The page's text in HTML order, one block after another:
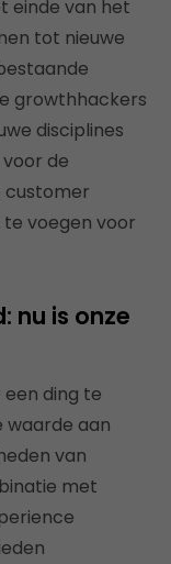
einde van het
tot nieuwe
growthhackers
disciplines
de
customer
voegen voor
nu is onze
ding te
waarde aan
van
met